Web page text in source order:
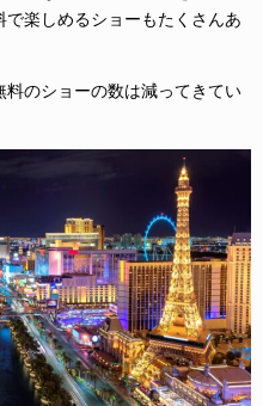
楽しめるショーもたくさんあ
のショーの数は減ってきてい